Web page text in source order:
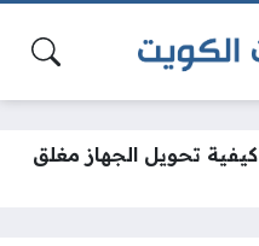
كيفية تحويل الجهاز مغلق